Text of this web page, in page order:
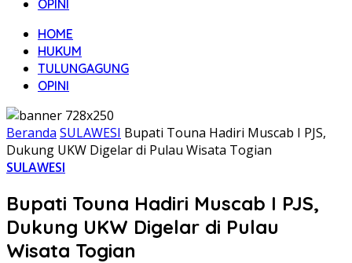
OPINI
HOME
HUKUM
TULUNGAGUNG
OPINI
Beranda SULAWESI Bupati Touna Hadiri Muscab I PJS,
Dukung UKW Digelar di Pulau Wisata Togian
SULAWESI
Bupati Touna Hadiri Muscab I PJS,
Dukung UKW Digelar di Pulau
Wisata Togian